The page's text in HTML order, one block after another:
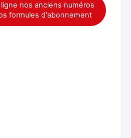
nos anciens numéros
formules d'abonnement